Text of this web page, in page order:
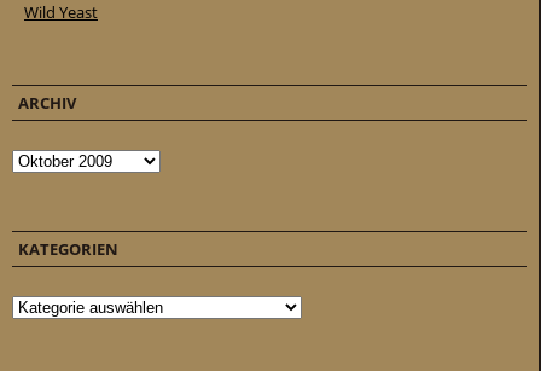
Wild Yeast
ARCHIV
Archiv
KATEGORIEN
Kategorien